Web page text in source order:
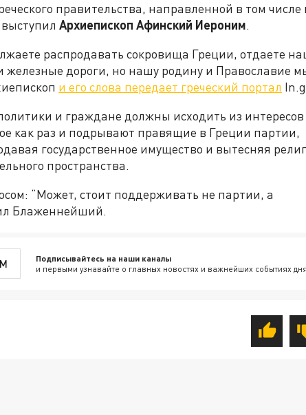
правительства, направленной в том числе
Архиепископ Афинский Иероним.
распродавать сокровища Греции, отдаете
дороги, но нашу родину и Православие
и его слова передает греческий портал
и граждане должны исходить из интересов
как раз и подрывают правящие в Греции партии,
государственное имущество и вытесняя
пространства.
“Может, стоит поддерживать не партии, а
Блаженнейший.
Подписывайтесь на наши каналы
и первыми узнавайте о главных новостях и важнейших событиях